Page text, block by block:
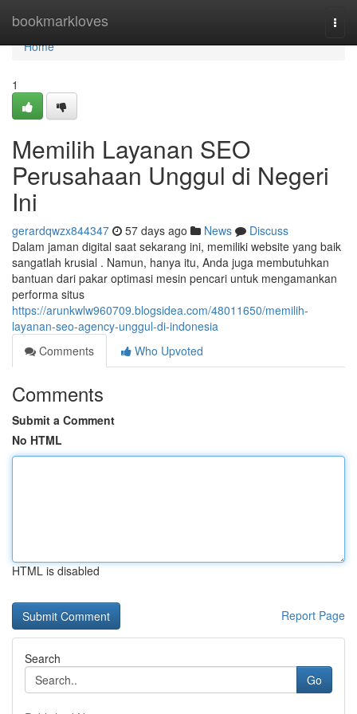
bookmarkloves
Home
Home
1
Memilih Layanan SEO
Perusahaan Unggul di Negeri
Ini
gerardqwzx844347 57 days ago News
Discuss
Dalam jaman digital saat sekarang ini, memiliki website yang baik
sangatlah krusial . Namun, hanya itu, Anda juga membutuhkan
bantuan dari pakar optimasi mesin pencari untuk mengamankan
performa situs
https://arunkwlw960709.blogsidea.com/48011650/memilih-
layanan-seo-agency-unggul-di-indonesia
Comments
Who Upvoted
Comments
Submit a Comment
No HTML
HTML is disabled
Report Page
Search
Go